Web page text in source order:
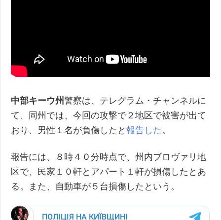
中部キーウ州警察は、テレグラム・チャンネルに
て、同州では、今回の攻撃で２地区で被害が出て
おり、男性１名が負傷したと報告した 。
報告には、８時４０分時点で、州内ブロヴァリ地
区で、民家１０軒とアパート１軒が損傷したとあ
る。また、自動車が５台損傷したという。